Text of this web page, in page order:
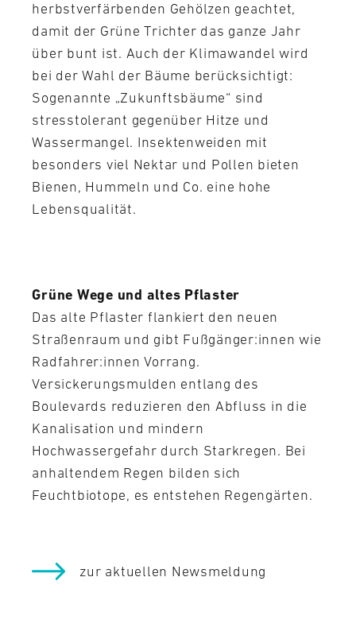
herbstverfärbenden Gehölzen geachtet,
damit der Grüne Trichter das ganze Jahr
über bunt ist. Auch der Klimawandel wird
bei der Wahl der Bäume berücksichtigt:
Sogenannte „Zukunftsbäume“ sind
stresstolerant gegenüber Hitze und
Wassermangel. Insektenweiden mit
besonders viel Nektar und Pollen bieten
Bienen, Hummeln und Co. eine hohe
Lebensqualität.
Grüne Wege und altes Pflaster
Das alte Pflaster flankiert den neuen
Straßenraum und gibt Fußgänger:innen wie
Radfahrer:innen Vorrang.
Versickerungsmulden entlang des
Boulevards reduzieren den Abfluss in die
Kanalisation und mindern
Hochwassergefahr durch Starkregen. Bei
anhaltendem Regen bilden sich
Feuchtbiotope, es entstehen Regengärten.
zur aktuellen Newsmeldung